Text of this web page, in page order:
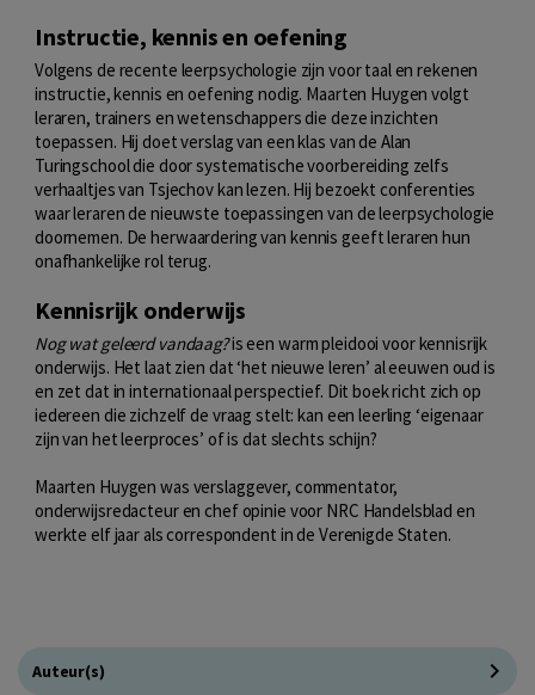
Instructie, kennis en oefening
Volgens de recente leerpsychologie zijn voor taal en rekenen
instructie, kennis en oefening nodig. Maarten Huygen volgt
leraren, trainers en wetenschappers die deze inzichten
toepassen. Hij doet verslag van een klas van de Alan
Turingschool die door systematische voorbereiding zelfs
verhaaltjes van Tsjechov kan lezen. Hij bezoekt conferenties
waar leraren de nieuwste toepassingen van de leerpsychologie
doornemen. De herwaardering van kennis geeft leraren hun
onafhankelijke rol terug.
Kennisrijk onderwijs
Nog wat geleerd vandaag?is een warm pleidooi voor kennisrijk
onderwijs. Het laat zien dat ‘het nieuwe leren’ al eeuwen oud is
en zet dat in internationaal perspectief. Dit boek richt zich op
iedereen die zichzelf de vraag stelt: kan een leerling ‘eigenaar
zijn van het leerproces’ of is dat slechts schijn?
Maarten Huygen was verslaggever, commentator,
onderwijsredacteur en chef opinie voor NRC Handelsblad en
werkte elf jaar als correspondent in de Verenigde Staten.
Auteur(s)